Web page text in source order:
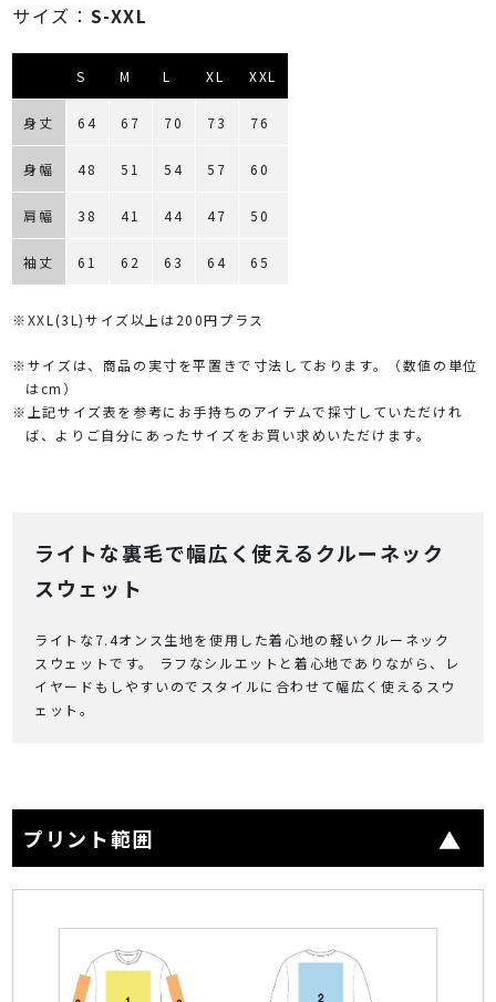
サイズ： S-XXL
S M L XL XXL
身丈 64 67 70 73 76
身幅 48 51 54 57 60
肩幅 38 41 44 47 50
袖丈 61 62 63 64 65
※XXL(3L)サイズ以上は200円プラス
※サイズは、商品の実寸を平置きで寸法しております。（数値の単位
はcm）
※上記サイズ表を参考にお手持ちのアイテムで採寸していただけれ
ば、よりご自分にあったサイズをお買い求めいただけます。
ライトな裏毛で幅広く使えるクルーネック
スウェット
ライトな7.4オンス生地を使用した着心地の軽いクルーネック
スウェットです。 ラフなシルエットと着心地でありながら、レ
イヤードもしやすいのでスタイルに合わせて幅広く使えるスウ
ェット。
プリント範囲